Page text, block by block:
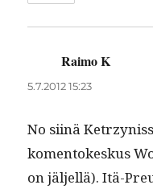
Raimo K
5.7.2012 15:23
No siinä
komen­tokeskus
on jäl­jel­lä). Itä-